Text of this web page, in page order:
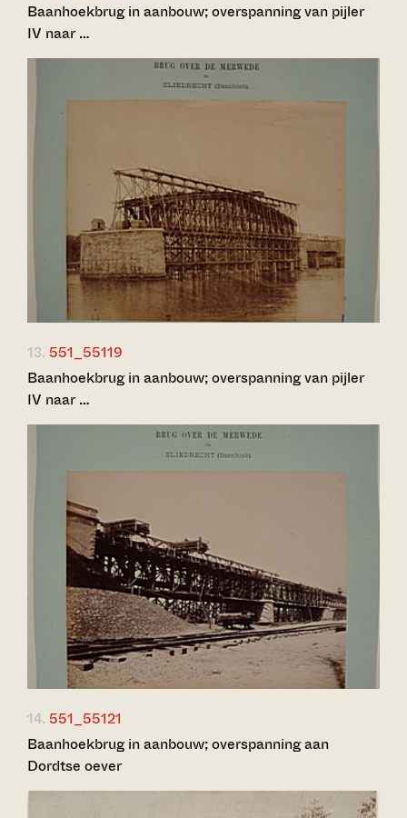
Baanhoekbrug in aanbouw; overspanning van pijler
IV naar …
13. 551_55119
Baanhoekbrug in aanbouw; overspanning van pijler
IV naar …
14. 551_55121
Baanhoekbrug in aanbouw; overspanning aan
Dordtse oever